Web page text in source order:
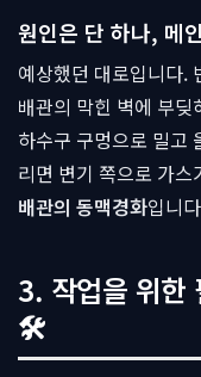
원인은 단 하나, 메
예상했던 대로입니다.
배관의 막힌 벽에 부
하수구 구멍으로 밀고
리면 변기 쪽으로 가
배관의 동맥경화입니
3. 작업을 위한
🛠